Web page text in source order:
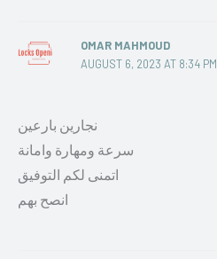
OMAR MAHMOUD
AUGUST 6, 2023 AT 8:34 PM
نجارين بارعين
سرعة ومهارة وامانة
اتمنى لكم التوفيق
انصح بهم